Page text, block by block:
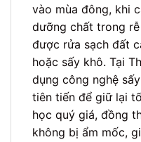
vào mùa đông, khi
dưỡng chất trong
được rửa sạch đất
hoặc sấy khô. Tại
dụng công nghệ
tiên tiến để giữ lại
học quý giá, đồng
không bị ẩm mốc,